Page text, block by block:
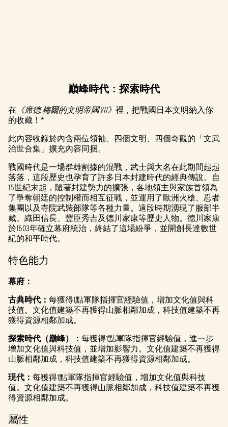
c
c
e
p
t
&
P
l
a
點擊
「播
即表
示你
同意
YouTu
be的
隱私
策
巔峰時代：探索時代
在 《席德·梅爾的文明帝國VII》 裡，把戰國日本文明納入你
的收藏！*
此內容收錄於內含兩位領袖、四個文明、四個奇觀的「文武
治世合集」擴充內容同捆。
戰國時代是一場群雄割據的混戰，武士與大名在此期間起起
落落，這段歷史也孕育了許多日本封建時代的經典傳說。自
15世紀末起，隨著封建勢力的擴張，各地領主與家族首領為
了爭奪朝廷的控制權而相互征戰，並運用了歐洲火槍、忍者
集團以及寺院武裝部隊等各種力量。這段時期湧現了服部半
藏、織田信長、豐臣秀吉及德川家康等歷史人物。德川家康
於1603年確立幕府統治，終結了這場紛爭，並開創長達數世
紀的和平時代。
特色能力
幕府：
古典時代： 每獲得1點軍隊指揮官經驗值，增加文化值與科
技值。文化值建築不再獲得山脈相鄰加成，科技值建築不再
獲得資源相鄰加成。
探索時代（巔峰）： 每獲得1點軍隊指揮官經驗值，進一步
增加文化值與科技值，並增加影響力。文化值建築不再獲得
山脈相鄰加成，科技值建築不再獲得資源相鄰加成。
現代： 每獲得1點軍隊指揮官經驗值，增加文化值與科技
值。文化值建築不再獲得山脈相鄰加成，科技值建築不再獲
得資源相鄰加成。
屬性